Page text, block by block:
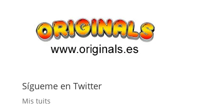
Sígueme en Twitter
Mis tuits